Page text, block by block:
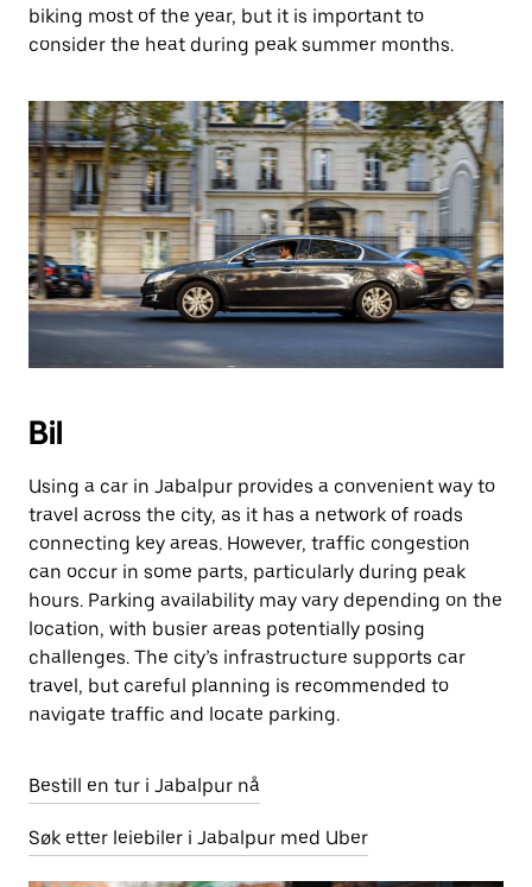
biking most of the year, but it is important to
consider the heat during peak summer months.
Bil
Using a car in Jabalpur provides a convenient way to
travel across the city, as it has a network of roads
connecting key areas. However, traffic congestion
can occur in some parts, particularly during peak
hours. Parking availability may vary depending on the
location, with busier areas potentially posing
challenges. The city’s infrastructure supports car
travel, but careful planning is recommended to
navigate traffic and locate parking.
Bestill en tur i Jabalpur nå
Søk etter leiebiler i Jabalpur med Uber